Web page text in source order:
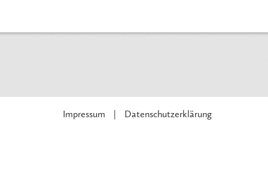
Impressum Datenschutzerklärung